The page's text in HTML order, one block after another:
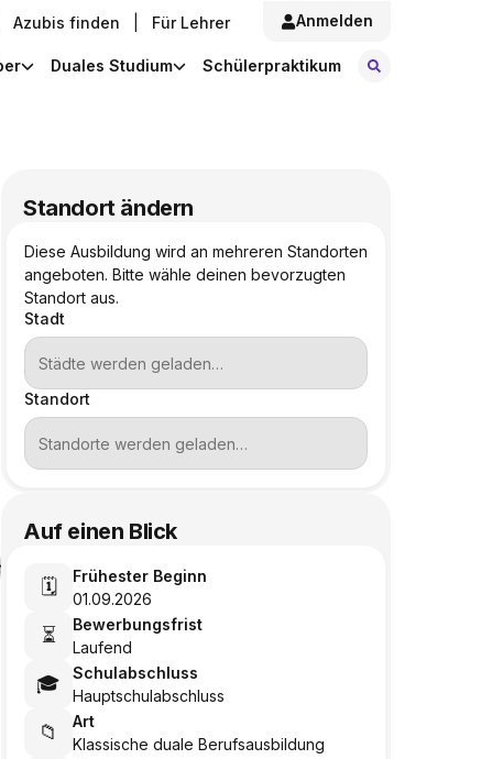
Azubis finden Für Lehrer Anmelden
Duales Studium Schülerpraktikum
Standort ändern
Diese Ausbildung wird an mehreren Standorten
angeboten. Bitte wähle deinen bevorzugten
Standort aus.
Stadt
Standort
Auf einen Blick
🗓️
Frühester Beginn
01.09.2026
⏳
Bewerbungsfrist
Laufend
🎓
Schulabschluss
Hauptschulabschluss
📁
Art
Klassische duale Berufsausbildung